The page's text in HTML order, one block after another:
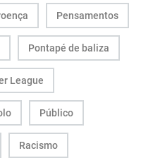
Pensamentos
Pontapé de baliza
League
Público
Racismo